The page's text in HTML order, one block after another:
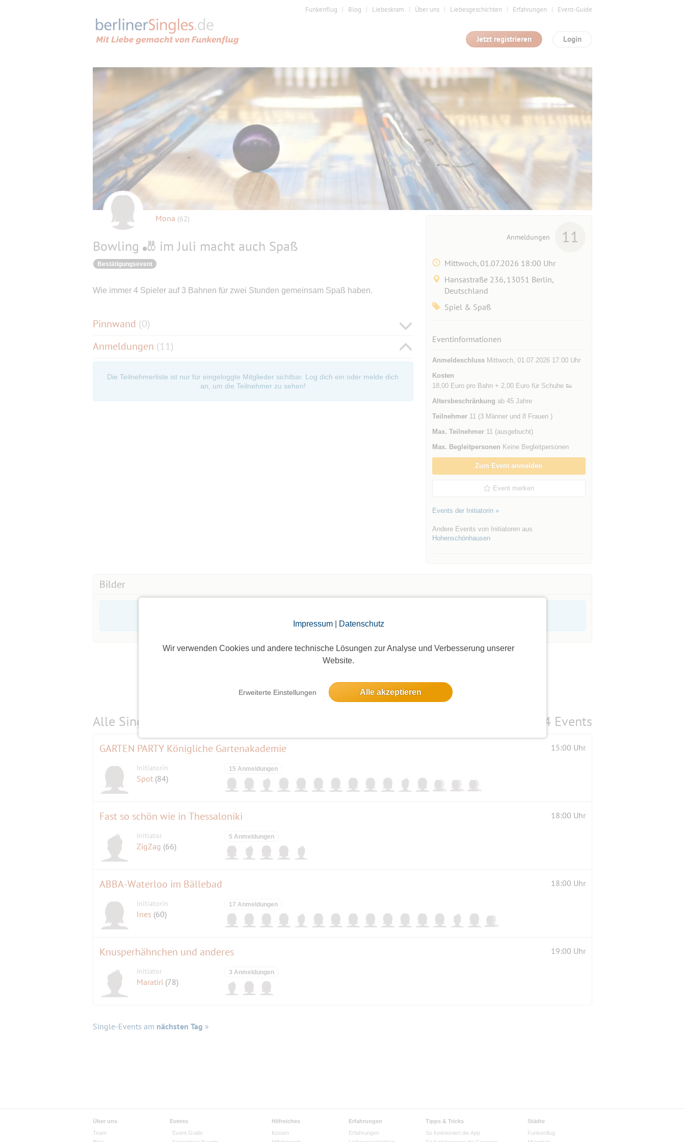
Impressum| Datenschutz
Wir verwenden Cookies und andere technische Lösungen zur Analyse und Verbesserung unserer
Website.
Erweiterte Einstellungen Alle akzeptieren
Funkenflug Blog Liebeskram Über uns Liebesgeschichten Erfahrungen Event-Guide
Login
Jetzt registrieren
Mona (62)
Bowling 🎳 im Juli macht auch Spaß
Bestätigungsevent
Wie immer 4 Spieler auf 3 Bahnen für zwei Stunden gemeinsam Spaß haben.
Pinnwand (0)
Anmeldungen (11)
Die Teilnehmerliste ist nur für eingeloggte Mitglieder sichtbar. Log dich ein oder melde dich
an, um die Teilnehmer zu sehen!
Anmeldungen 11
Mittwoch, 01.07.2026 18:00 Uhr
Hansastraße 236, 13051 Berlin,
Deutschland
Spiel & Spaß
Eventinformationen
AnmeldeschlussMittwoch, 01.07.2026 17:00 Uhr
Kosten
18,00 Euro pro Bahn + 2,00 Euro für Schuhe 👟
Altersbeschränkung ab 45 Jahre
Teilnehmer11 (3 Männer und 8 Frauen )
Max. Teilnehmer11 (ausgebucht)
Max. Begleitpersonen Keine Begleitpersonen
Zum Event anmelden
Event merken
Events der Initiatorin »
Andere Events von Initiatoren aus
Hohenschönhausen
Bilder
Alle Single-Events am 4 Events
GARTEN PARTY Königliche Gartenakademie 15:00 Uhr
Initiatorin
Spot (84)
15 Anmeldungen
Fast so schön wie in Thessaloniki 18:00 Uhr
Initiator
ZigZag (66)
5 Anmeldungen
ABBA-Waterloo im Bällebad 18:00 Uhr
Initiatorin
Ines (60)
17 Anmeldungen
Knusperhähnchen und anderes 19:00 Uhr
Initiator
Maratiri (78)
3 Anmeldungen
Single-Events am nächsten Tag »
Über uns
Team
Events
Event Guide
Hilfreiches
Kosten
Erfahrungen
Erfahrungen
Tipps & Tricks
So funktioniert die App
Städte
Funkenflug